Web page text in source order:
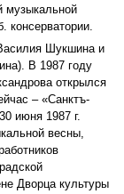
музыкальной
консерватории.
Шукшина и
В 1987 году
открылся
– «Санктъ-
июня 1987 г.
весны,
Дворца культуры